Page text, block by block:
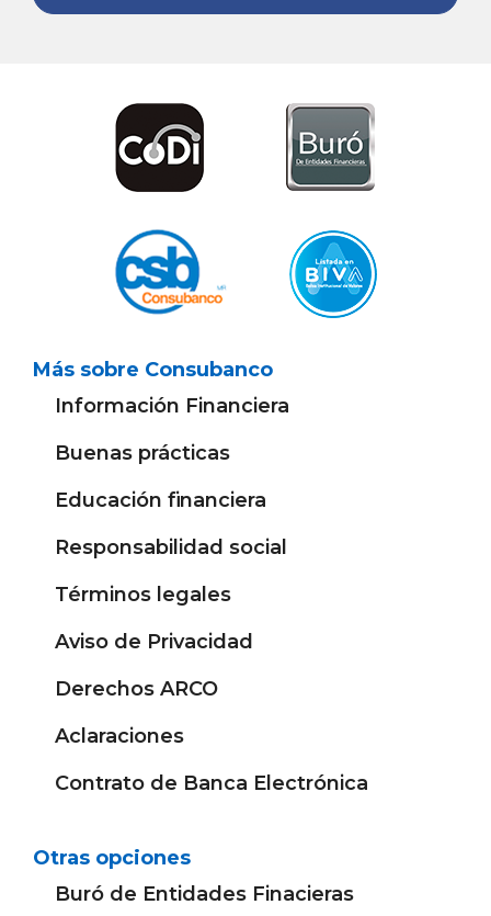
Más sobre Consubanco
Información Financiera
Buenas prácticas
Educación financiera
Responsabilidad social
Términos legales
Aviso de Privacidad
Derechos ARCO
Aclaraciones
Contrato de Banca Electrónica
Otras opciones
Buró de Entidades Finacieras